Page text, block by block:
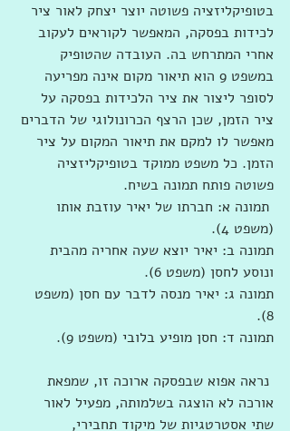
בטופיקליזציה פשוטה יוצר יצחק לאור ציר
לכידות בפסקה, המאפשר לקוראים לעקוב
אחרי המתרחש בה. העובדה שהטופיק
במשפט 9 הוא תיאור מקום אינה מפריעה
לסופר ליצור את ציר הלכידות בפסקה על
ציר הזמן, שכן הרצף הכרונולוגי של הדברים
מאפשר לו למקם את תיאור המקום על ציר
הזמן. כל משפט ממוקד בטופיקליזציה
פשוטה פותח תמונה בשיח.
תמונה א: חברתו של יאיר עוזבת אותו
(משפט 4).
תמונה ב: יאיר יוצא שעה אחריה מהבית
ונוסע לחסן (משפט 6).
תמונה ג: יאיר מנסה לדבר עם חסן (משפט
8).
תמונה ד: חסן מופיע בלובי (משפט 9).
נראה אפוא שבפסקה ארוכה זו, שמפאת
אורכה לא הוצגה בשלמותה, מפעיל לאור
שתי אסטרטגיות של מיקוד תחבירי,